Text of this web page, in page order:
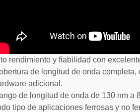
rendimiento y fiabilidad con
de longitud de onda
adicional.
de longitud de onda de 130 nm a
tipo de aplicaciones ferrosas y no